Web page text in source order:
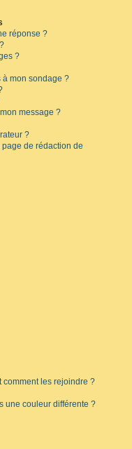
réponse ?
?
à mon sondage ?
message ?
?
de rédaction de
comment les rejoindre ?
une couleur différente ?